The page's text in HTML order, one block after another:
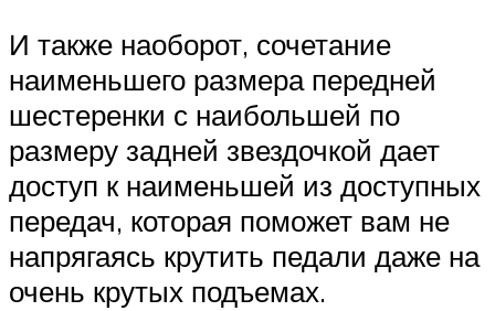
И также наоборот, сочетание
наименьшего размера передней
шестеренки с наибольшей по
размеру задней звездочкой дает
доступ к наименьшей из доступных
передач, которая поможет вам не
напрягаясь крутить педали даже на
очень крутых подъемах.